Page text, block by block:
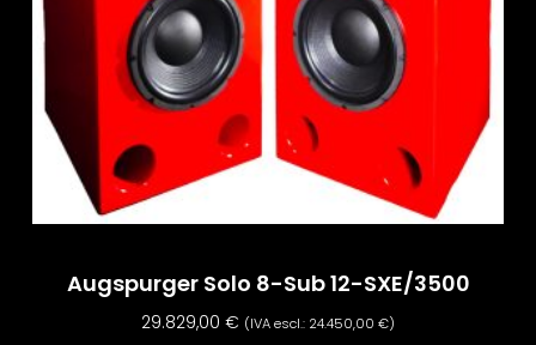
Augspurger Solo 8-Sub 12-SXE/3500
29.829,00 € (IVA escl.: 24.450,00 €)